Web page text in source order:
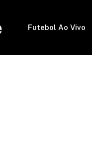
Futebol Ao Vivo